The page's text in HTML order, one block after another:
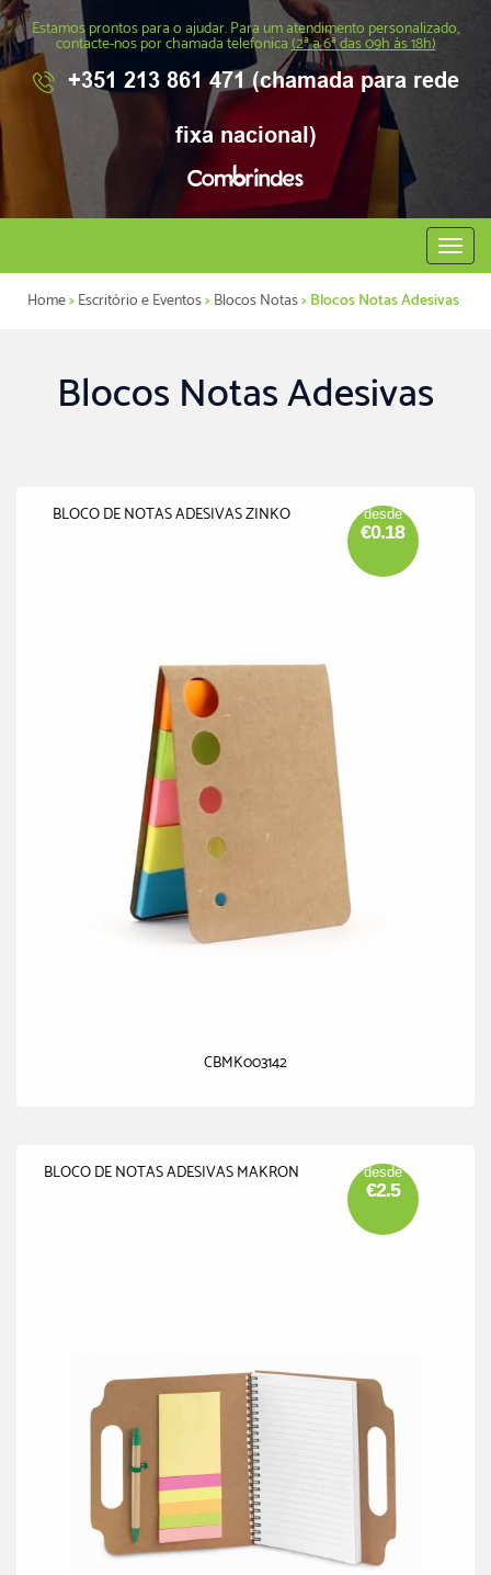
Estamos prontos para o ajudar. Para um atendimento personalizado,
contacte-nos por chamada telefonica(2ª a 6ª das 09h às 18h)
+351 213 861 471 (chamada para rede
fixa nacional)
Abrir
menu
Home>Escritório e Eventos>Blocos Notas> Blocos Notas Adesivas
Blocos Notas Adesivas
BLOCO DE NOTAS ADESIVAS ZINKO desde
€0.18
CBMK003142
BLOCO DE NOTAS ADESIVAS MAKRON desde
€2.5